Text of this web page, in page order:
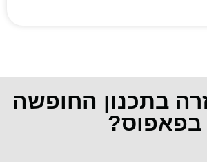
בתכנון החופשה
בפאפוס?